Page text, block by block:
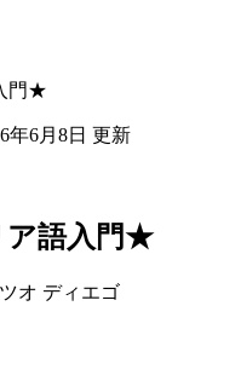
門★
年6月8日 更新
ア語入門★
オ ディエゴ